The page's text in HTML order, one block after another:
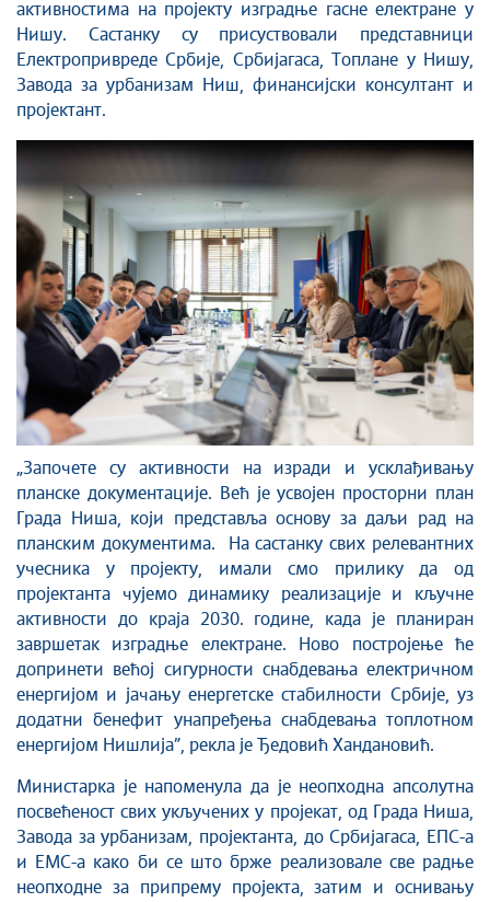
активностима на пројекту изградње гасне електране у
Нишу. Састанку су присуствовали представници
Електропривреде Србије, Србијагаса, Топлане у Нишу,
Завода за урбанизам Ниш, финансијски консултант и
пројектант.
„Започете су активности на изради и усклађивању
планске документације. Већ је усвојен просторни план
Града Ниша, који представља основу за даљи рад на
планским документима. На састанку свих релевантних
учесника у пројекту, имали смо прилику да од
пројектанта чујемо динамику реализације и кључне
активности до краја 2030. године, када је планиран
завршетак изградње електране. Ново постројење ће
допринети већој сигурности снабдевања електричном
енергијом и јачању енергетске стабилности Србије, уз
додатни бенефит унапређења снабдевања топлотном
енергијом Нишлија”, рекла је Ђедовић Хандановић.
Министарка је напоменула да је неопходна апсолутна
посвећеност свих укључених у пројекат, од Града Ниша,
Завода за урбанизам, пројектанта, до Србијагаса, ЕПС-а
и ЕМС-а како би се што брже реализовале све радње
неопходне за припрему пројекта, затим и оснивању